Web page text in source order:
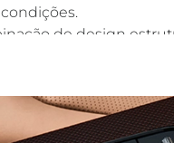
de design
otimizada
dos veículos elétricos.